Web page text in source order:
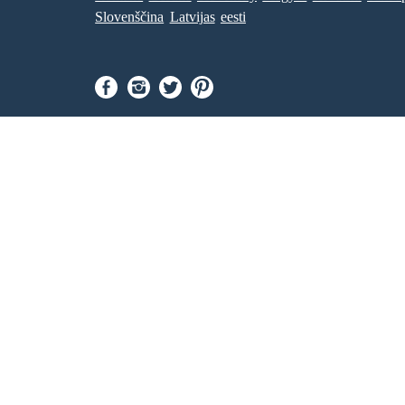
Slovenščina Latvijas eesti